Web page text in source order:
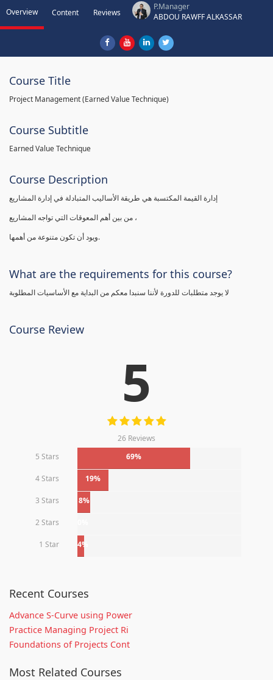
Overview Content Reviews
P.Manager
ABDOU RAWFF ALKASSAR
Course Title
Project Management (Earned Value Technique)
Course Subtitle
Earned Value Technique
Course Description
إدارة القيمة المكتسبة هي طريقة الأساليب المتبادلة في إدارة المشاريع
من بين أهم المعوقات التي تواجه المشاريع ،
ويود أن تكون متنوعة من أهمها.
What are the requirements for this course?
لا يوجد متطلبات للدورة لأننا سنبدا معكم من البداية مع الأساسيات المطلوبة
Course Review
5
26 Reviews
5 Stars
69%
4 Stars 19%
3 Stars 8%
2 Stars
1 Star 4%
Recent Courses
Advance S-Curve using Power
Practice Managing Project Ri
Foundations of Projects Cont
Most Related Courses